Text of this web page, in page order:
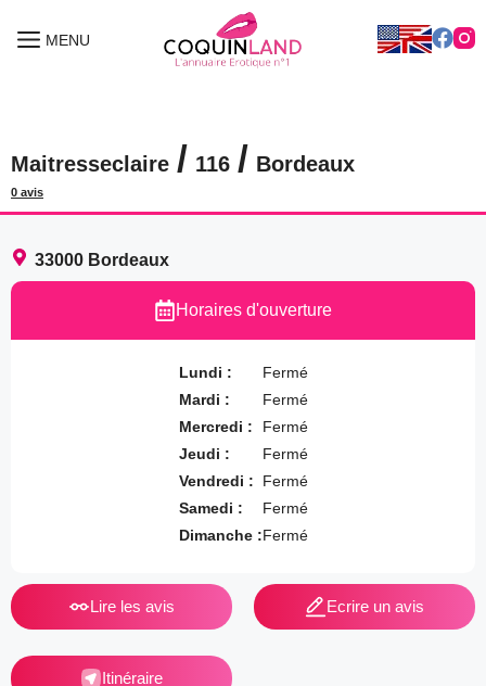
MENU
MENU
Maitresseclaire / 116 / Bordeaux
0 avis
33000 Bordeaux
Horaires d'ouverture
Lundi :
Mardi :
Mercredi :
Jeudi :
Vendredi :
Samedi :
Dimanche :
Fermé
Fermé
Fermé
Fermé
Fermé
Fermé
Fermé
Lire les avis Ecrire un avis
Itinéraire